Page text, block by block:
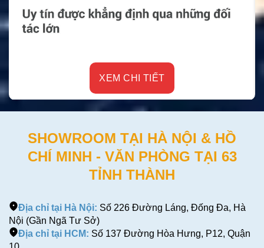
XEM CHI TIẾT
SHOWROOM TẠI HÀ NỘI & HỒ
CHÍ MINH - VĂN PHÒNG TẠI 63
TỈNH THÀNH
Địa chỉ tại Hà Nội: Số 226 Đường Láng, Đống Đa, Hà
Nội (Gần Ngã Tư Sở)
Địa chỉ tại HCM: Số 137 Đường Hòa Hưng, P12, Quận